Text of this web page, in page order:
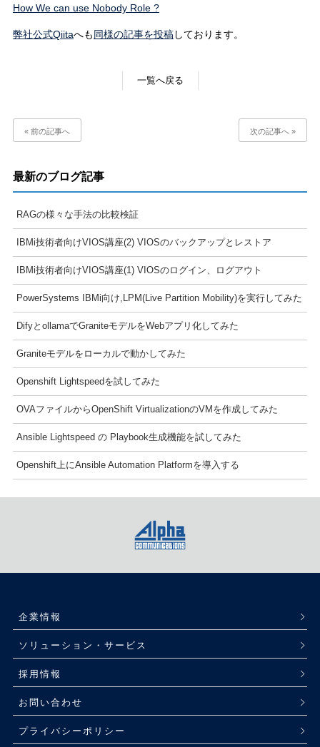
How We can use Nobody Role ?
弊社公式Qiitaへも同様の記事を投稿しております。
一覧へ戻る
« 前の記事へ 次の記事へ »
最新のブログ記事
RAGの様々な手法の比較検証
IBMi技術者向けVIOS講座(2) VIOSのバックアップとレストア
IBMi技術者向けVIOS講座(1) VIOSのログイン、ログアウト
PowerSystems IBMi向け,LPM(Live Partition Mobility)を実行してみた
DifyとollamaでGraniteモデルをWebアプリ化してみた
Graniteモデルをローカルで動かしてみた
Openshift Lightspeedを試してみた
OVAファイルからOpenShift VirtualizationのVMを作成してみた
Ansible Lightspeed の Playbook生成機能を試してみた
Openshift上にAnsible Automation Platformを導入する
企業情報
ソリューション・サービス
採用情報
お問い合わせ
プライバシーポリシー